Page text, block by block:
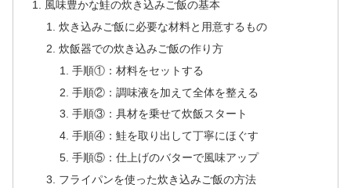
風味豊かな鮭の炊き込みご飯の基本
炊き込みご飯に必要な材料と用意するもの
炊飯器での炊き込みご飯の作り方
手順①：材料をセットする
手順②：調味液を加えて全体を整える
手順③：具材を乗せて炊飯スタート
手順④：鮭を取り出して丁寧にほぐす
手順⑤：仕上げのバターで風味アップ
フライパンを使った炊き込みご飯の方法